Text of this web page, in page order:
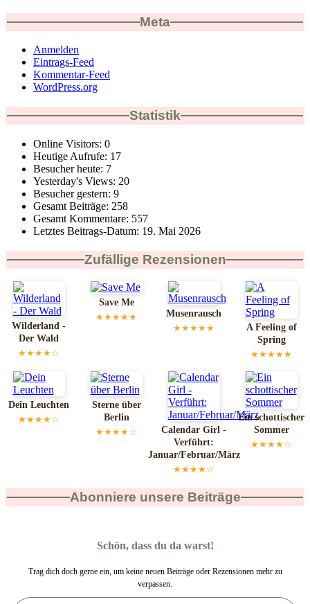
Meta
Anmelden
Eintrags-Feed
Kommentar-Feed
WordPress.org
Statistik
Online Visitors: 0
Heutige Aufrufe: 17
Besucher heute: 7
Yesterday's Views: 20
Besucher gestern: 9
Gesamt Beiträge: 258
Gesamt Kommentare: 557
Letztes Beitrags-Datum: 19. Mai 2026
Zufällige Rezensionen
Wilderland -
Der Wald
★★★★☆
Save Me
★★★★★ Musenrausch
★★★★★
A Feeling of
Spring
★★★★★
Dein Leuchten
★★★★☆
Sterne über
Berlin
★★★★☆
Calendar Girl -
Verführt:
Januar/Februar/März
★★★★☆
Ein schottischer
Sommer
★★★★☆
Abonniere unsere Beiträge
Schön, dass du da warst!
Trag dich doch gerne ein, um keine neuen Beiträge oder Rezensionen mehr zu
verpassen.